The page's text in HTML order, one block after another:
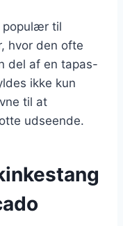
populær til
hvor den ofte
del af en tapas-
ikke kun
til at
udseende.